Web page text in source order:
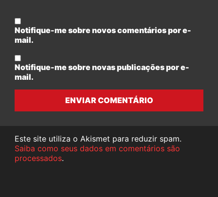
Notifique-me sobre novos comentários por e-
mail.
Notifique-me sobre novas publicações por e-
mail.
ENVIAR COMENTÁRIO
Este site utiliza o Akismet para reduzir spam.
Saiba como seus dados em comentários são
processados.